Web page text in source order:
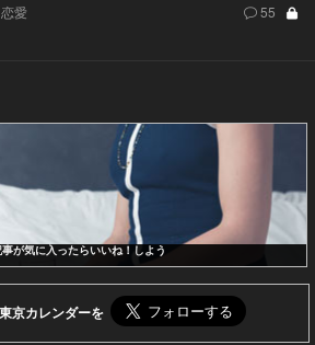
恋愛 55
が気に入ったらいいね！しよう
京カレンダーを